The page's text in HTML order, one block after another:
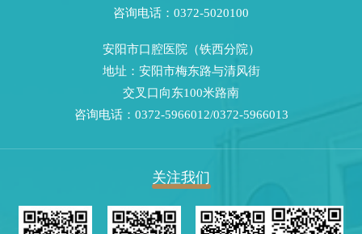
咨询电话：0372-5020100
安阳市口腔医院（铁西分院）
地址：安阳市梅东路与清风街
交叉口向东100米路南
咨询电话：0372-5966012/0372-5966013
关注我们